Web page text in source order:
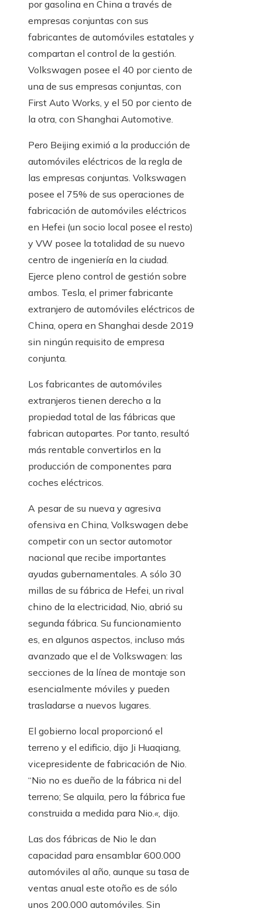
por gasolina en China a través de
empresas conjuntas con sus
fabricantes de automóviles estatales y
compartan el control de la gestión.
Volkswagen posee el 40 por ciento de
una de sus empresas conjuntas, con
First Auto Works, y el 50 por ciento de
la otra, con Shanghai Automotive.
Pero Beijing eximió a la producción de
automóviles eléctricos de la regla de
las empresas conjuntas. Volkswagen
posee el 75% de sus operaciones de
fabricación de automóviles eléctricos
en Hefei (un socio local posee el resto)
y VW posee la totalidad de su nuevo
centro de ingeniería en la ciudad.
Ejerce pleno control de gestión sobre
ambos. Tesla, el primer fabricante
extranjero de automóviles eléctricos de
China, opera en Shanghai desde 2019
sin ningún requisito de empresa
conjunta.
Los fabricantes de automóviles
extranjeros tienen derecho a la
propiedad total de las fábricas que
fabrican autopartes. Por tanto, resultó
más rentable convertirlos en la
producción de componentes para
coches eléctricos.
A pesar de su nueva y agresiva
ofensiva en China, Volkswagen debe
competir con un sector automotor
nacional que recibe importantes
ayudas gubernamentales. A sólo 30
millas de su fábrica de Hefei, un rival
chino de la electricidad, Nio, abrió su
segunda fábrica. Su funcionamiento
es, en algunos aspectos, incluso más
avanzado que el de Volkswagen: las
secciones de la línea de montaje son
esencialmente móviles y pueden
trasladarse a nuevos lugares.
El gobierno local proporcionó el
terreno y el edificio, dijo Ji Huaqiang,
vicepresidente de fabricación de Nio.
“Nio no es dueño de la fábrica ni del
terreno; Se alquila, pero la fábrica fue
construida a medida para Nio.«, dijo.
Las dos fábricas de Nio le dan
capacidad para ensamblar 600.000
automóviles al año, aunque su tasa de
ventas anual este otoño es de sólo
unos 200.000 automóviles. Sin